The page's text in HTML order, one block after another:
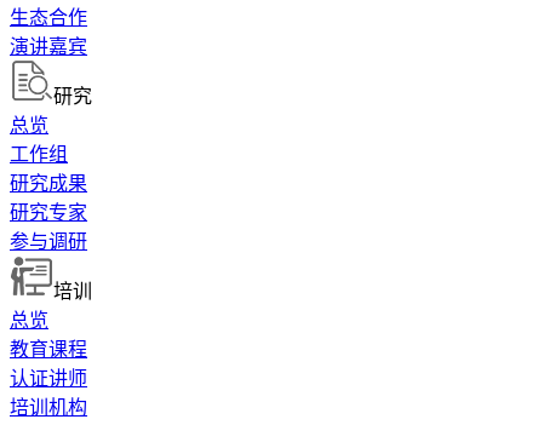
生态合作
演讲嘉宾
研究
总览
工作组
研究成果
研究专家
参与调研
培训
总览
教育课程
认证讲师
培训机构